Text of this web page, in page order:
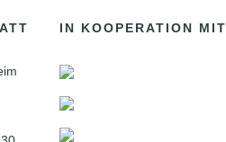
IN KOOPERATION MIT